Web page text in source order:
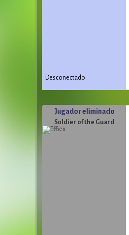
Desconectado
Jugador eliminado
Soldier of the Guard